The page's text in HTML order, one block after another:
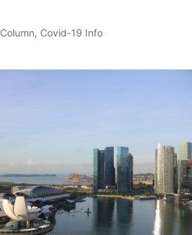
Column, Covid-19 Info